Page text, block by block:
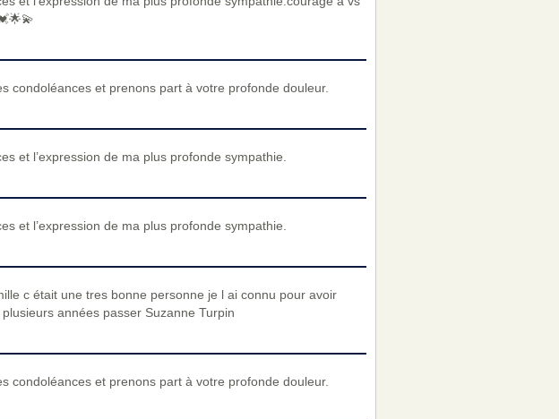
condoléances et prenons part à votre profonde douleur.
et l’expression de ma plus profonde sympathie.
et l’expression de ma plus profonde sympathie.
c était une tres bonne personne je l ai connu pour avoir
années passer Suzanne Turpin
condoléances et prenons part à votre profonde douleur.